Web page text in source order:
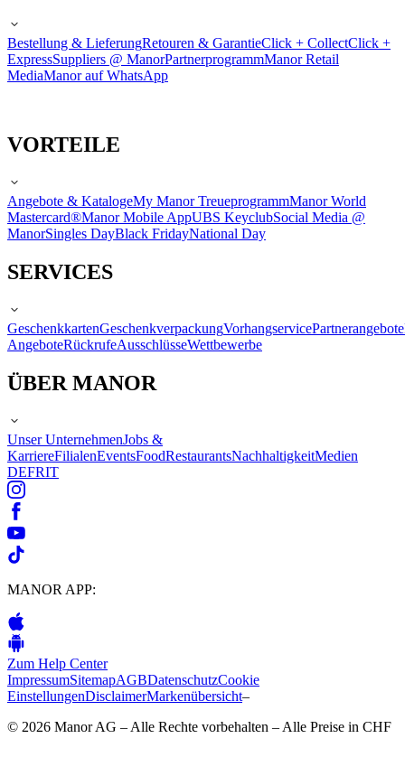
Bestellung & LieferungRetouren & GarantieClick + CollectClick +
ExpressSuppliers @ ManorPartnerprogrammManor Retail
MediaManor auf WhatsApp
VORTEILE
Angebote & KatalogeMy Manor TreueprogrammManor World
Mastercard®Manor Mobile AppUBS KeyclubSocial Media @
ManorSingles DayBlack FridayNational Day
SERVICES
GeschenkkartenGeschenkverpackungVorhangservicePartnerangebote
AngeboteRückrufeAusschlüsseWettbewerbe
ÜBER MANOR
Unser UnternehmenJobs &
KarriereFilialenEventsFoodRestaurantsNachhaltigkeitMedien
DEFRIT
MANOR APP:
Zum Help Center
ImpressumSitemapAGBDatenschutzCookie
EinstellungenDisclaimerMarkenübersicht–
© 2026 Manor AG – Alle Rechte vorbehalten – Alle Preise in CHF